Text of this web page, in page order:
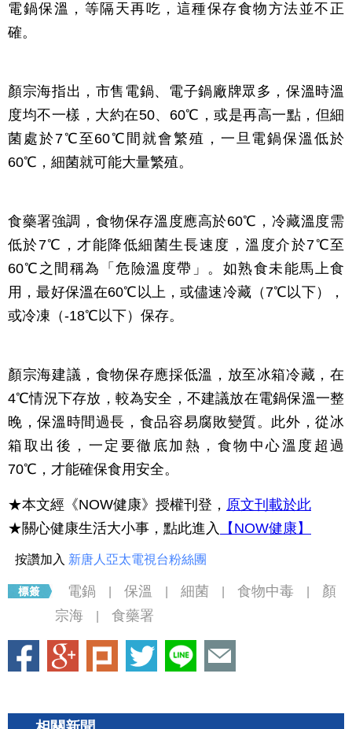
電鍋保溫，等隔天再吃，這種保存食物方法並不正
確。
顏宗海指出，市售電鍋、電子鍋廠牌眾多，保溫時溫
度均不一樣，大約在50、60℃，或是再高一點，但細
菌處於7℃至60℃間就會繁殖，一旦電鍋保溫低於
60℃，細菌就可能大量繁殖。
食藥署強調，食物保存溫度應高於60℃，冷藏溫度需
低於7℃，才能降低細菌生長速度，溫度介於7℃至
60℃之間稱為「危險溫度帶」。如熟食未能馬上食
用，最好保溫在60℃以上，或儘速冷藏（7℃以下），
或冷凍（-18℃以下）保存。
顏宗海建議，食物保存應採低溫，放至冰箱冷藏，在
4℃情況下存放，較為安全，不建議放在電鍋保溫一整
晚，保溫時間過長，食品容易腐敗變質。此外，從冰
箱取出後，一定要徹底加熱，食物中心溫度超過
70℃，才能確保食用安全。
★本文經《NOW健康》授權刊登， 原文刊載於此
★關心健康生活大小事，點此進入
【NOW健康】
按讚加入 新唐人亞太電視台粉絲團
電鍋 保溫 細菌 食物中毒
顏
宗海
食藥署